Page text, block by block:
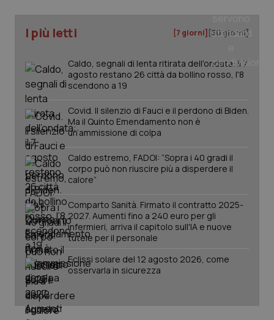
I più letti [7 giorni] [30 giorni]
Caldo, segnali di lenta ritirata dell'ondata: il 7
agosto restano 26 città da bollino rosso, l'8
scendono a 19
Covid. Il silenzio di Fauci e il perdono di Biden.
Ma il Quinto Emendamento non è
un’ammissione di colpa
Caldo estremo, FADOI: “Sopra i 40 gradi il
corpo può non riuscire più a disperdere il
calore”
Comparto Sanità. Firmato il contratto 2025-
2027. Aumenti fino a 240 euro per gli
infermieri, arriva il capitolo sull'IA e nuove
tutele per il personale
Eclissi solare del 12 agosto 2026, come
osservarla in sicurezza
session-id
_ga
Google LLC